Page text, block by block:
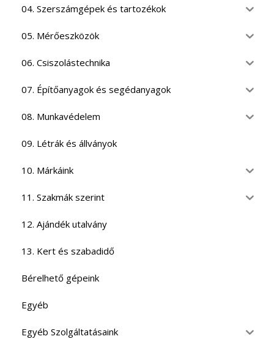
04. Szerszámgépek és tartozékok
05. Mérőeszközök
06. Csiszolástechnika
07. Építőanyagok és segédanyagok
08. Munkavédelem
09. Létrák és állványok
10. Márkáink
11. Szakmák szerint
12. Ajándék utalvány
13. Kert és szabadidő
Bérelhető gépeink
Egyéb
Egyéb Szolgáltatásaink